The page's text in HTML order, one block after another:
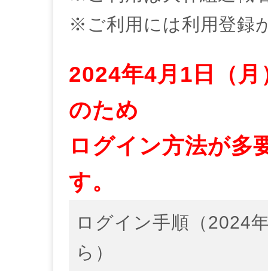
※ご利用には利用登録
2024年4月1日（
のため
ログイン方法が多
す。
ログイン手順（2024
ら）